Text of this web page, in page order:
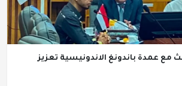
مع عمدة باندونغ الاندونيسية تعزيز